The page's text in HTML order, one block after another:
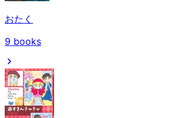
おたく
9 books